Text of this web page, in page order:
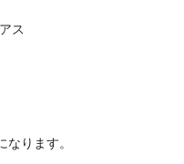
ス
ります。